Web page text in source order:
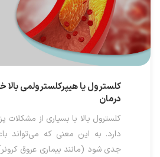
کلسترول یا هیپرکلسترولمی
درمان
کلسترول بالا با بسیاری از مشکلات
دارد. به این معنی که می‌تواند
جدی شود (مانند بیماری عروق